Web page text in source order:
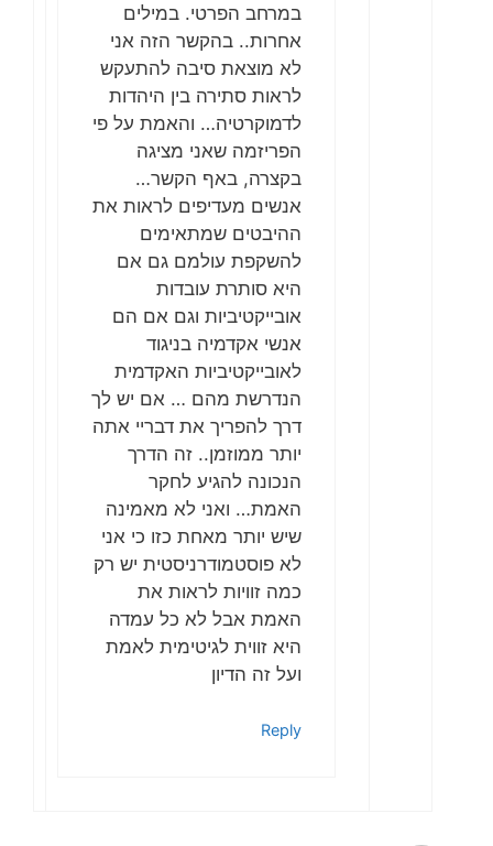
במרחב הפרטי. במילים
אחרות.. בהקשר הזה אני
לא מוצאת סיבה להתעקש
לראות סתירה בין היהדות
לדמוקרטיה… והאמת על פי
הפריזמה שאני מציגה
בקצרה, באף הקשר…
אנשים מעדיפים לראות את
ההיבטים שמתאימים
להשקפת עולמם גם אם
היא סותרת עובדות
אובייקטיביות וגם אם הם
אנשי אקדמיה בניגוד
לאובייקטיביות האקדמית
הנדרשת מהם … אם יש לך
דרך להפריך את דבריי אתה
יותר ממוזמן.. זה הדרך
הנכונה להגיע לחקר
האמת… ואני לא מאמינה
שיש יותר מאחת כזו כי אני
לא פוסטמודרניסטית יש רק
כמה זוויות לראות את
האמת אבל לא כל עמדה
היא זווית לגיטימית לאמת
ועל זה הדיון
Reply